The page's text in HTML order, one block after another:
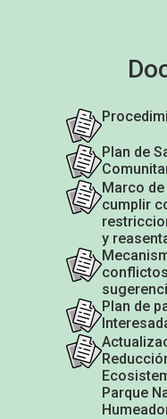
Plan de
Marco
cumplir
y
Plan de
Parque